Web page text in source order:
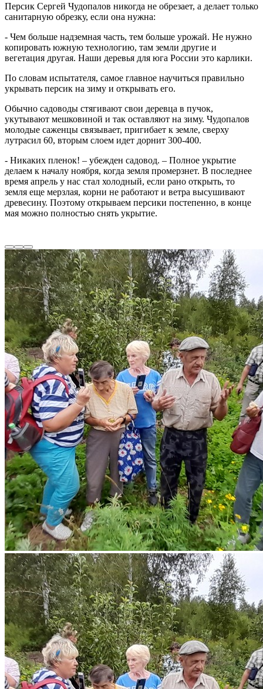
Персик Сергей Чудопалов никогда не обрезает, а делает только
санитарную обрезку, если она нужна:
- Чем больше надземная часть, тем больше урожай. Не нужно
копировать южную технологию, там земли другие и
вегетация другая. Наши деревья для юга России это карлики.
По словам испытателя, самое главное научиться правильно
укрывать персик на зиму и открывать его.
Обычно садоводы стягивают свои деревца в пучок,
укутывают мешковиной и так оставляют на зиму. Чудопалов
молодые саженцы связывает, пригибает к земле, сверху
лутрасил 60, вторым слоем идет дорнит 300-400.
- Никаких пленок! – убежден садовод. – Полное укрытие
делаем к началу ноября, когда земля промерзнет. В последнее
время апрель у нас стал холодный, если рано открыть, то
земля еще мерзлая, корни не работают и ветра высушивают
древесину. Поэтому открываем персики постепенно, в конце
мая можно полностью снять укрытие.